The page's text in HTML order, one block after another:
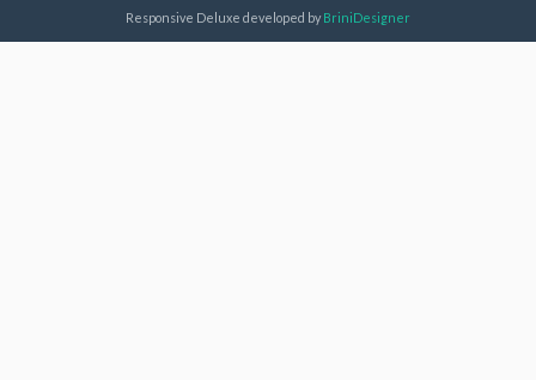
Responsive Deluxe developed byBriniDesigner